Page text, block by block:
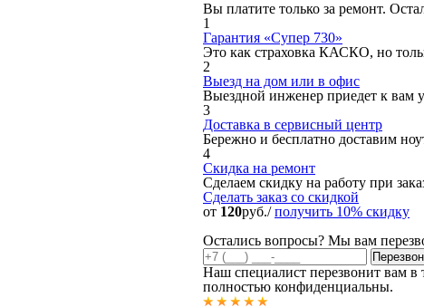
Вы платите только за ремонт.
1
Гарантия «Супер 730»
Это как страховка КАСКО, но
2
Выезд на дом или в офис
Выездной инженер приедет к вам
3
Доставка в сервисный центр
Бережно и бесплатно доставим
4
Скидка на ремонт
Сделаем скидку на работу при
Сделать заказ со скидкой
от 120руб./получить 10% скидку
Остались вопросы? Мы вам
Наш специалист перезвонит вам в
полностью конфиденциальны.